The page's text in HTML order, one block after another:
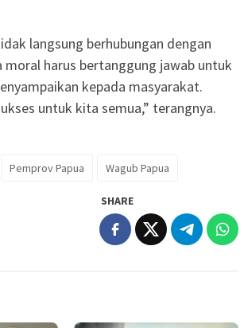
langsung berhubungan dengan
moral harus bertanggung jawab untuk
kepada masyarakat.
untuk kita semua,” terangnya.
Pemprov Papua Wagub Papua
SHARE